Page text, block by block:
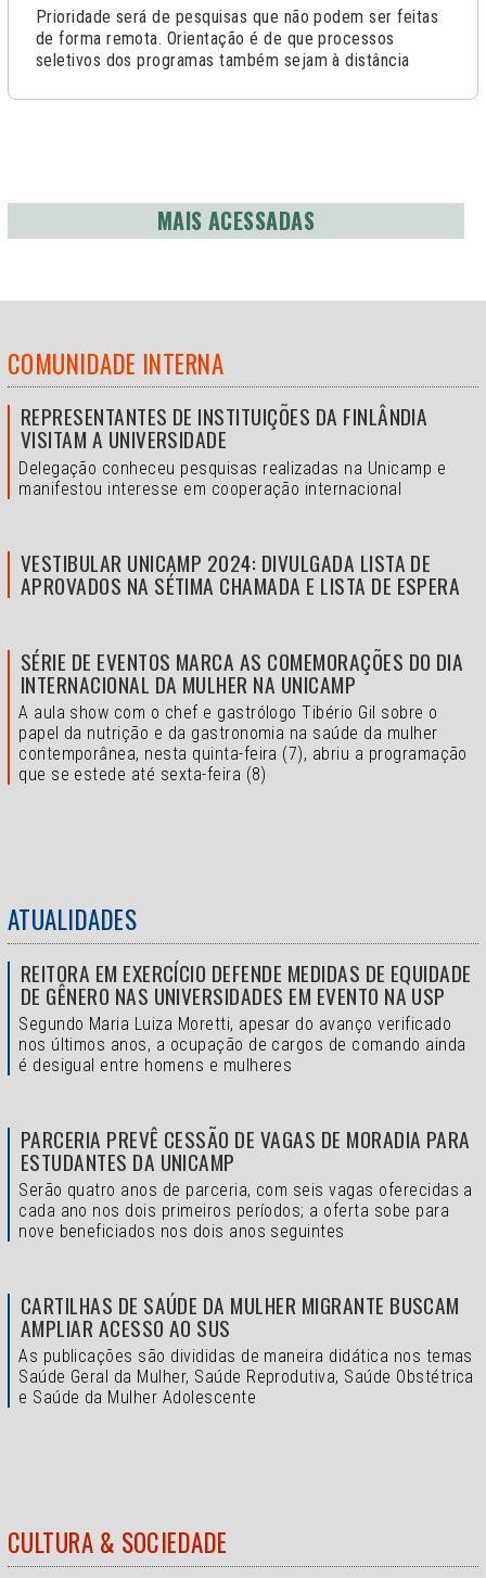
Prioridade será de pesquisas que não podem ser feitas
de forma remota. Orientação é de que processos
seletivos dos programas também sejam à distância
MAIS ACESSADAS
COMUNIDADE INTERNA
REPRESENTANTES DE INSTITUIÇÕES DA FINLÂNDIA
VISITAM A UNIVERSIDADE
Delegação conheceu pesquisas realizadas na Unicamp e
manifestou interesse em cooperação internacional
VESTIBULAR UNICAMP 2024: DIVULGADA LISTA DE
APROVADOS NA SÉTIMA CHAMADA E LISTA DE ESPERA
SÉRIE DE EVENTOS MARCA AS COMEMORAÇÕES DO DIA
INTERNACIONAL DA MULHER NA UNICAMP
A aula show com o chef e gastrólogo Tibério Gil sobre o
papel da nutrição e da gastronomia na saúde da mulher
contemporânea, nesta quinta-feira (7), abriu a programação
que se estede até sexta-feira (8)
ATUALIDADES
REITORA EM EXERCÍCIO DEFENDE MEDIDAS DE EQUIDADE
DE GÊNERO NAS UNIVERSIDADES EM EVENTO NA USP
Segundo Maria Luiza Moretti, apesar do avanço verificado
nos últimos anos, a ocupação de cargos de comando ainda
é desigual entre homens e mulheres
PARCERIA PREVÊ CESSÃO DE VAGAS DE MORADIA PARA
ESTUDANTES DA UNICAMP
Serão quatro anos de parceria, com seis vagas oferecidas a
cada ano nos dois primeiros períodos; a oferta sobe para
nove beneficiados nos dois anos seguintes
CARTILHAS DE SAÚDE DA MULHER MIGRANTE BUSCAM
AMPLIAR ACESSO AO SUS
As publicações são divididas de maneira didática nos temas
Saúde Geral da Mulher, Saúde Reprodutiva, Saúde Obstétrica
e Saúde da Mulher Adolescente
CULTURA & SOCIEDADE